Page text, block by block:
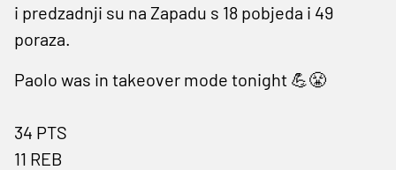
i predzadnji su na Zapadu s 18 pobjeda i 49
poraza.
Paolo was in takeover mode tonight 💪😤
34 PTS
11 REB